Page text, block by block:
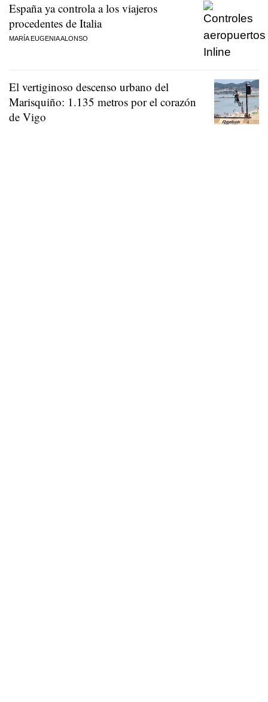
España ya controla a los viajeros
procedentes de Italia
MARÍA EUGENIA ALONSO
El vertiginoso descenso urbano del
Marisquiño: 1.135 metros por el corazón
de Vigo